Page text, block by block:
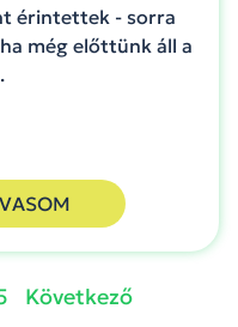
érintettek - sorra
még előttünk áll a
Következő